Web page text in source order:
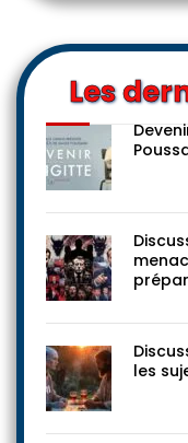
Les
les